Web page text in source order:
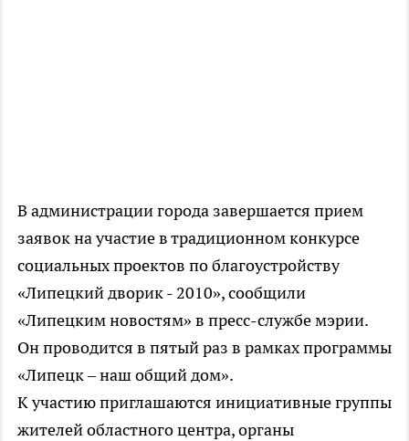
В администрации города завершается прием
заявок на участие в традиционном конкурсе
социальных проектов по благоустройству
«Липецкий дворик - 2010», сообщили
«Липецким новостям» в пресс-службе мэрии.
Он проводится в пятый раз в рамках программы
«Липецк – наш общий дом».
К участию приглашаются инициативные группы
жителей областного центра, органы